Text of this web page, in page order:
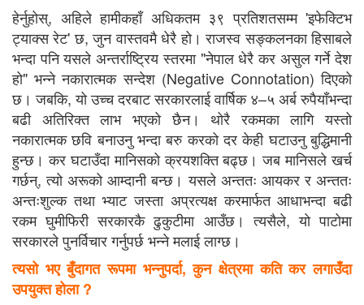
हेर्नुहोस्, अहिले हामीकहाँ अधिकतम ३९ प्रतिशतसम्म 'इफेक्टिभ
ट्याक्स रेट' छ, जुन वास्तवमै धेरै हो। राजस्व सङ्कलनका हिसाबले
भन्दा पनि यसले अन्तर्राष्ट्रिय स्तरमा "नेपाल धेरै कर असुल गर्ने देश
हो" भन्ने नकारात्मक सन्देश (Negative Connotation) दिएको
छ। जबकि, यो उच्च दरबाट सरकारलाई वार्षिक ४–५ अर्ब रुपैयाँभन्दा
बढी अतिरिक्त लाभ भएको छैन। थोरै रकमका लागि यस्तो
नकारात्मक छवि बनाउनु भन्दा बरु करको दर केही घटाउनु बुद्धिमानी
हुन्छ। कर घटाउँदा मानिसको क्रयशक्ति बढ्छ। जब मानिसले खर्च
गर्छन्, त्यो अरूको आम्दानी बन्छ। यसले अन्ततः आयकर र अन्ततः
अन्तःशुल्क तथा भ्याट जस्ता अप्रत्यक्ष करमार्फत आधाभन्दा बढी
रकम घुमीफिरी सरकारकै ढुकुटीमा आउँछ। त्यसैले, यो पाटोमा
सरकारले पुनर्विचार गर्नुपर्छ भन्ने मलाई लाग्छ।
त्यसो भए बुँदागत रूपमा भन्नुपर्दा, कुन क्षेत्रमा कति कर लगाउँदा
उपयुक्त होला ?